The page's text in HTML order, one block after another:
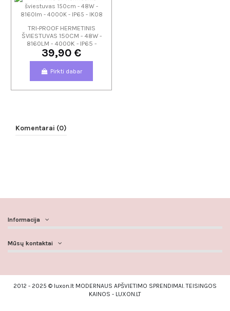
TRI-PROOF HERMETINIS
ŠVIESTUVAS 150CM - 48W -
8160LM - 4000K - IP65 -
IK08
39,90 €
Pirkti dabar
Komentarai (0)
Informacija
Mūsų kontaktai
2012 - 2025 © luxon.lt MODERNAUS APŠVIETIMO SPRENDIMAI. TEISINGOS
KAINOS - LUXON.LT